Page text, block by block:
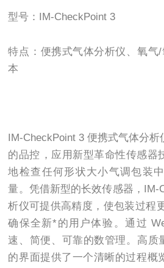
型号：IM-CheckPoint 3
特点：便携式气体分析仪、
本
IM-CheckPoint 3 便携式气体分析
的品控，应用新型革命性传感器技
地检查任何形状大小气调包装
量。凭借新型的长效传感器
析仪可提供高精度，使包装过程
确保全新*的用户体验。通过
速、简便、可靠的数管理
的界面提供了一个清晰的过程概览